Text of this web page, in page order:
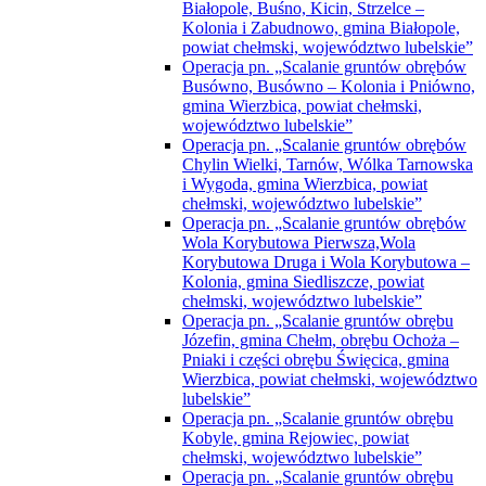
ZARZECZE, gmina Chełm
Operacja pn. „Scalanie gruntów obrębów
Białopole, Buśno, Kicin, Strzelce –
Kolonia i Zabudnowo, gmina Białopole,
powiat chełmski, województwo lubelskie”
Operacja pn. „Scalanie gruntów obrębów
Busówno, Busówno – Kolonia i Pniówno,
gmina Wierzbica, powiat chełmski,
województwo lubelskie”
Operacja pn. „Scalanie gruntów obrębów
Chylin Wielki, Tarnów, Wólka Tarnowska
i Wygoda, gmina Wierzbica, powiat
chełmski, województwo lubelskie”
Operacja pn. „Scalanie gruntów obrębów
Wola Korybutowa Pierwsza,Wola
Korybutowa Druga i Wola Korybutowa –
Kolonia, gmina Siedliszcze, powiat
chełmski, województwo lubelskie”
Operacja pn. „Scalanie gruntów obrębu
Józefin, gmina Chełm, obrębu Ochoża –
Pniaki i części obrębu Święcica, gmina
Wierzbica, powiat chełmski, województwo
lubelskie”
Operacja pn. „Scalanie gruntów obrębu
Kobyle, gmina Rejowiec, powiat